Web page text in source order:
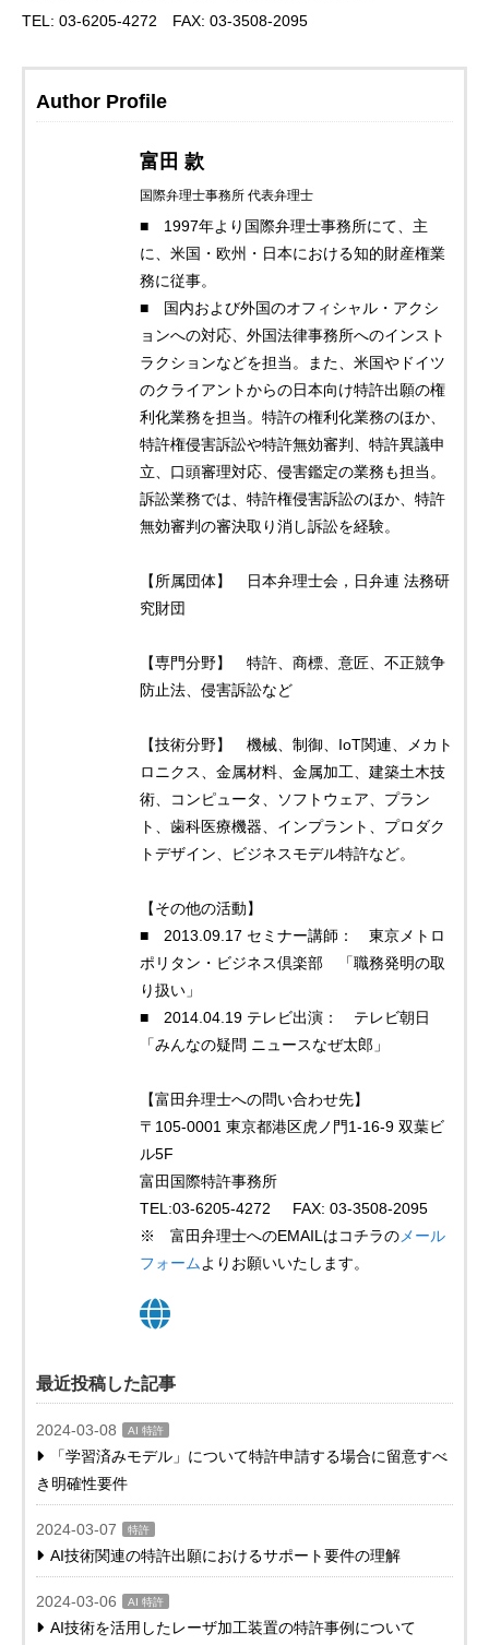
TEL: 03-6205-4272 FAX: 03-3508-2095
Author Profile
富田 款
国際弁理士事務所 代表弁理士
■ 1997年より国際弁理士事務所にて、主
に、米国・欧州・日本における知的財産権業
務に従事。
■ 国内および外国のオフィシャル・アクシ
ョンへの対応、外国法律事務所へのインスト
ラクションなどを担当。また、米国やドイツ
のクライアントからの日本向け特許出願の権
利化業務を担当。特許の権利化業務のほか、
特許権侵害訴訟や特許無効審判、特許異議申
立、口頭審理対応、侵害鑑定の業務も担当。
訴訟業務では、特許権侵害訴訟のほか、特許
無効審判の審決取り消し訴訟を経験。
【所属団体】 日本弁理士会，日弁連 法務研
究財団
【専門分野】 特許、商標、意匠、不正競争
防止法、侵害訴訟など
【技術分野】 機械、制御、IoT関連、メカト
ロニクス、金属材料、金属加工、建築土木技
術、コンピュータ、ソフトウェア、プラン
ト、歯科医療機器、インプラント、プロダク
トデザイン、ビジネスモデル特許など。
【その他の活動】
■ 2013.09.17 セミナー講師： 東京メトロ
ポリタン・ビジネス倶楽部 「職務発明の取
り扱い」
■ 2014.04.19 テレビ出演： テレビ朝日
「みんなの疑問 ニュースなぜ太郎」
【富田弁理士への問い合わせ先】
〒105-0001 東京都港区虎ノ門1-16-9 双葉ビ
ル5F
富田国際特許事務所
TEL:03-6205-4272 FAX: 03-3508-2095
※ 富田弁理士へのEMAILはコチラの メール
フォームよりお願いいたします。
最近投稿した記事
2024-03-08 AI 特許
「学習済みモデル」について特許申請する場合に留意すべ
き明確性要件
2024-03-07 特許
AI技術関連の特許出願におけるサポート要件の理解
2024-03-06 AI 特許
AI技術を活用したレーザ加工装置の特許事例について